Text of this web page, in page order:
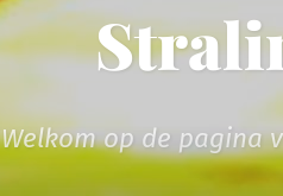
Welkom op de pagina